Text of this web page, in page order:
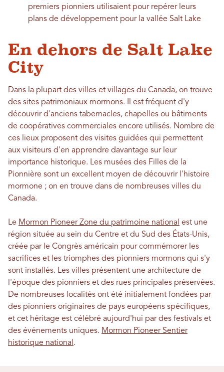
premiers pionniers utilisaient pour repérer leurs
plans de développement pour la vallée Salt Lake
En dehors de Salt Lake
City
Dans la plupart des villes et villages du Canada, on trouve
des sites patrimoniaux mormons. Il est fréquent d'y
découvrir d'anciens tabernacles, chapelles ou bâtiments
de coopératives commerciales encore utilisés. Nombre de
ces lieux proposent des visites guidées qui permettent
aux visiteurs d'en apprendre davantage sur leur
importance historique. Les musées des Filles de la
Pionnière sont un excellent moyen de découvrir l'histoire
mormone ; on en trouve dans de nombreuses villes du
Canada.
Le Mormon Pioneer Zone du patrimoine national est une
région située au sein du Centre et du Sud des États-Unis,
créée par le Congrès américain pour commémorer les
sacrifices et les triomphes des pionniers mormons qui s'y
sont installés. Les villes présentent une architecture de
l'époque des pionniers et des rues principales préservées.
De nombreuses localités ont été initialement fondées par
des pionniers originaires de pays européens spécifiques,
et cet héritage est célébré aujourd'hui par des festivals et
des événements uniques. Mormon Pioneer Sentier
historique national.